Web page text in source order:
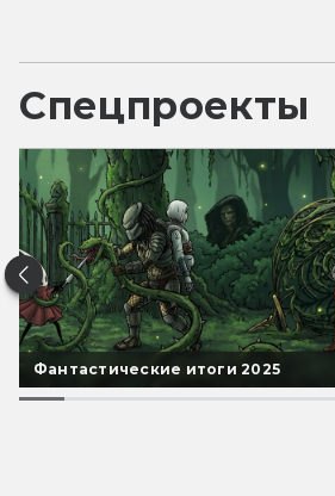
Спецпроекты
Фантастические итоги 2025